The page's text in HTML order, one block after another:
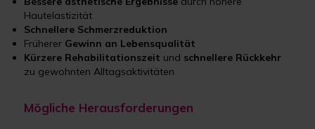
Hautelastizität
Schnellere Schmerzreduktion
Früherer Gewinn an Lebensqualität
Kürzere Rehabilitationszeit und schnellere Rückkehr
zu gewohnten Alltagsaktivitäten
Mögliche Herausforderungen